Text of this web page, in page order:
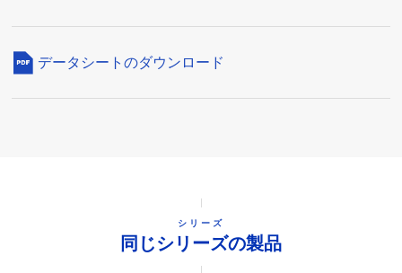
データシートのダウンロード
シリーズ
同じシリーズの製品